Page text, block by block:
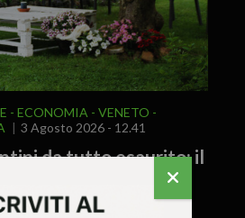
ECONOMIA
VENETO
3 Agosto 2026 - 12.41
da tutto esaurito: il
gli stranieri tra
natura